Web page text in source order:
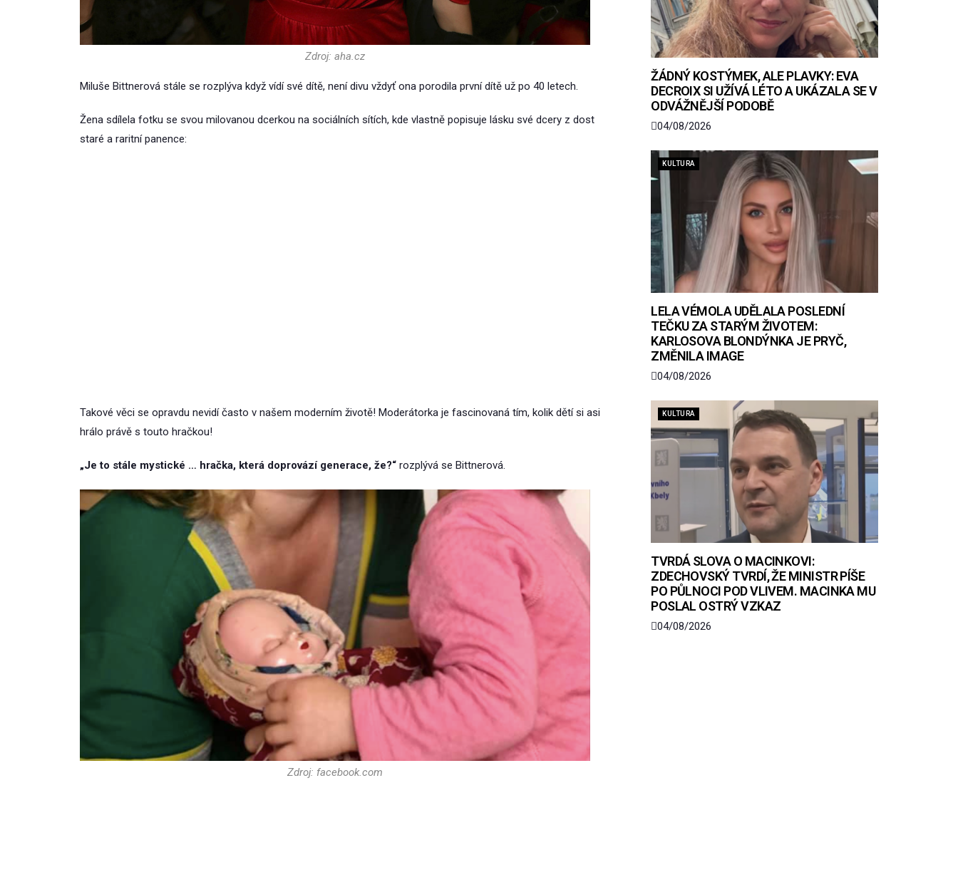
Zdroj: aha.cz
Miluše Bittnerová stále se rozplýva když vídí své dítě, není divu vždyť ona porodila první dítě už po 40 letech.
Žena sdílela fotku se svou milovanou dcerkou na sociálních sítích, kde vlastně popisuje lásku své dcery z dost
staré a raritní panence:
Takové věci se opravdu nevidí často v našem moderním životě! Moderátorka je fascinovaná tím, kolik dětí si asi
hrálo právě s touto hračkou!
„Je to stále mystické … hračka, která doprovází generace, že?“ rozplývá se Bittnerová.
Zdroj: facebook.com
ŽÁDNÝ KOSTÝMEK, ALE PLAVKY: EVA
DECROIX SI UŽÍVÁ LÉTO A UKÁZALA SE V
ODVÁŽNĚJŠÍ PODOBĚ
04/08/2026
KULTURA
LELA VÉMOLA UDĚLALA POSLEDNÍ
TEČKU ZA STARÝM ŽIVOTEM:
KARLOSOVA BLONDÝNKA JE PRYČ,
ZMĚNILA IMAGE
04/08/2026
KULTURA
TVRDÁ SLOVA O MACINKOVI:
ZDECHOVSKÝ TVRDÍ, ŽE MINISTR PÍŠE
PO PŮLNOCI POD VLIVEM. MACINKA MU
POSLAL OSTRÝ VZKAZ
04/08/2026